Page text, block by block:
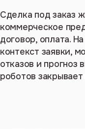
Сделка под заказ
коммерческое
договор, оплата.
контекст заявки,
отказов и прогноз
роботов